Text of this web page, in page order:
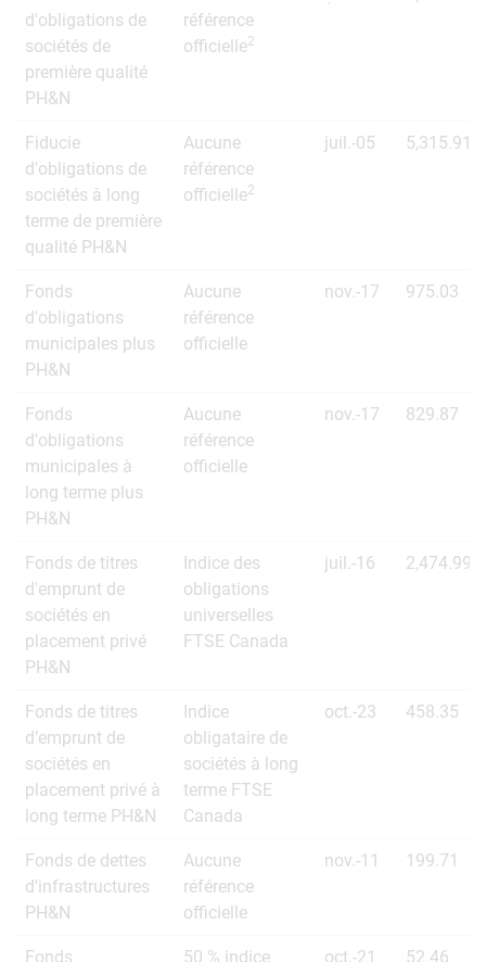
d'obligations de
sociétés de
première qualité
PH&N
référence
officielle2
Fiducie
d'obligations de
sociétés à long
terme de première
qualité PH&N
Aucune
référence
officielle2
juil.-05 5,315.91
Fonds
d'obligations
municipales plus
PH&N
Aucune
référence
officielle
nov.-17 975.03
Fonds
d'obligations
municipales à
long terme plus
PH&N
Aucune
référence
officielle
nov.-17 829.87
Fonds de titres
d'emprunt de
sociétés en
placement privé
PH&N
Indice des
obligations
universelles
FTSE Canada
juil.-16 2,474.99
Fonds de titres
d’emprunt de
sociétés en
placement privé à
long terme PH&N
Indice
obligataire de
sociétés à long
terme FTSE
Canada
oct.-23 458.35
Fonds de dettes
d'infrastructures
PH&N
Aucune
référence
officielle
nov.-11 199.71
Fonds
50 % indice
oct.-21 52.46